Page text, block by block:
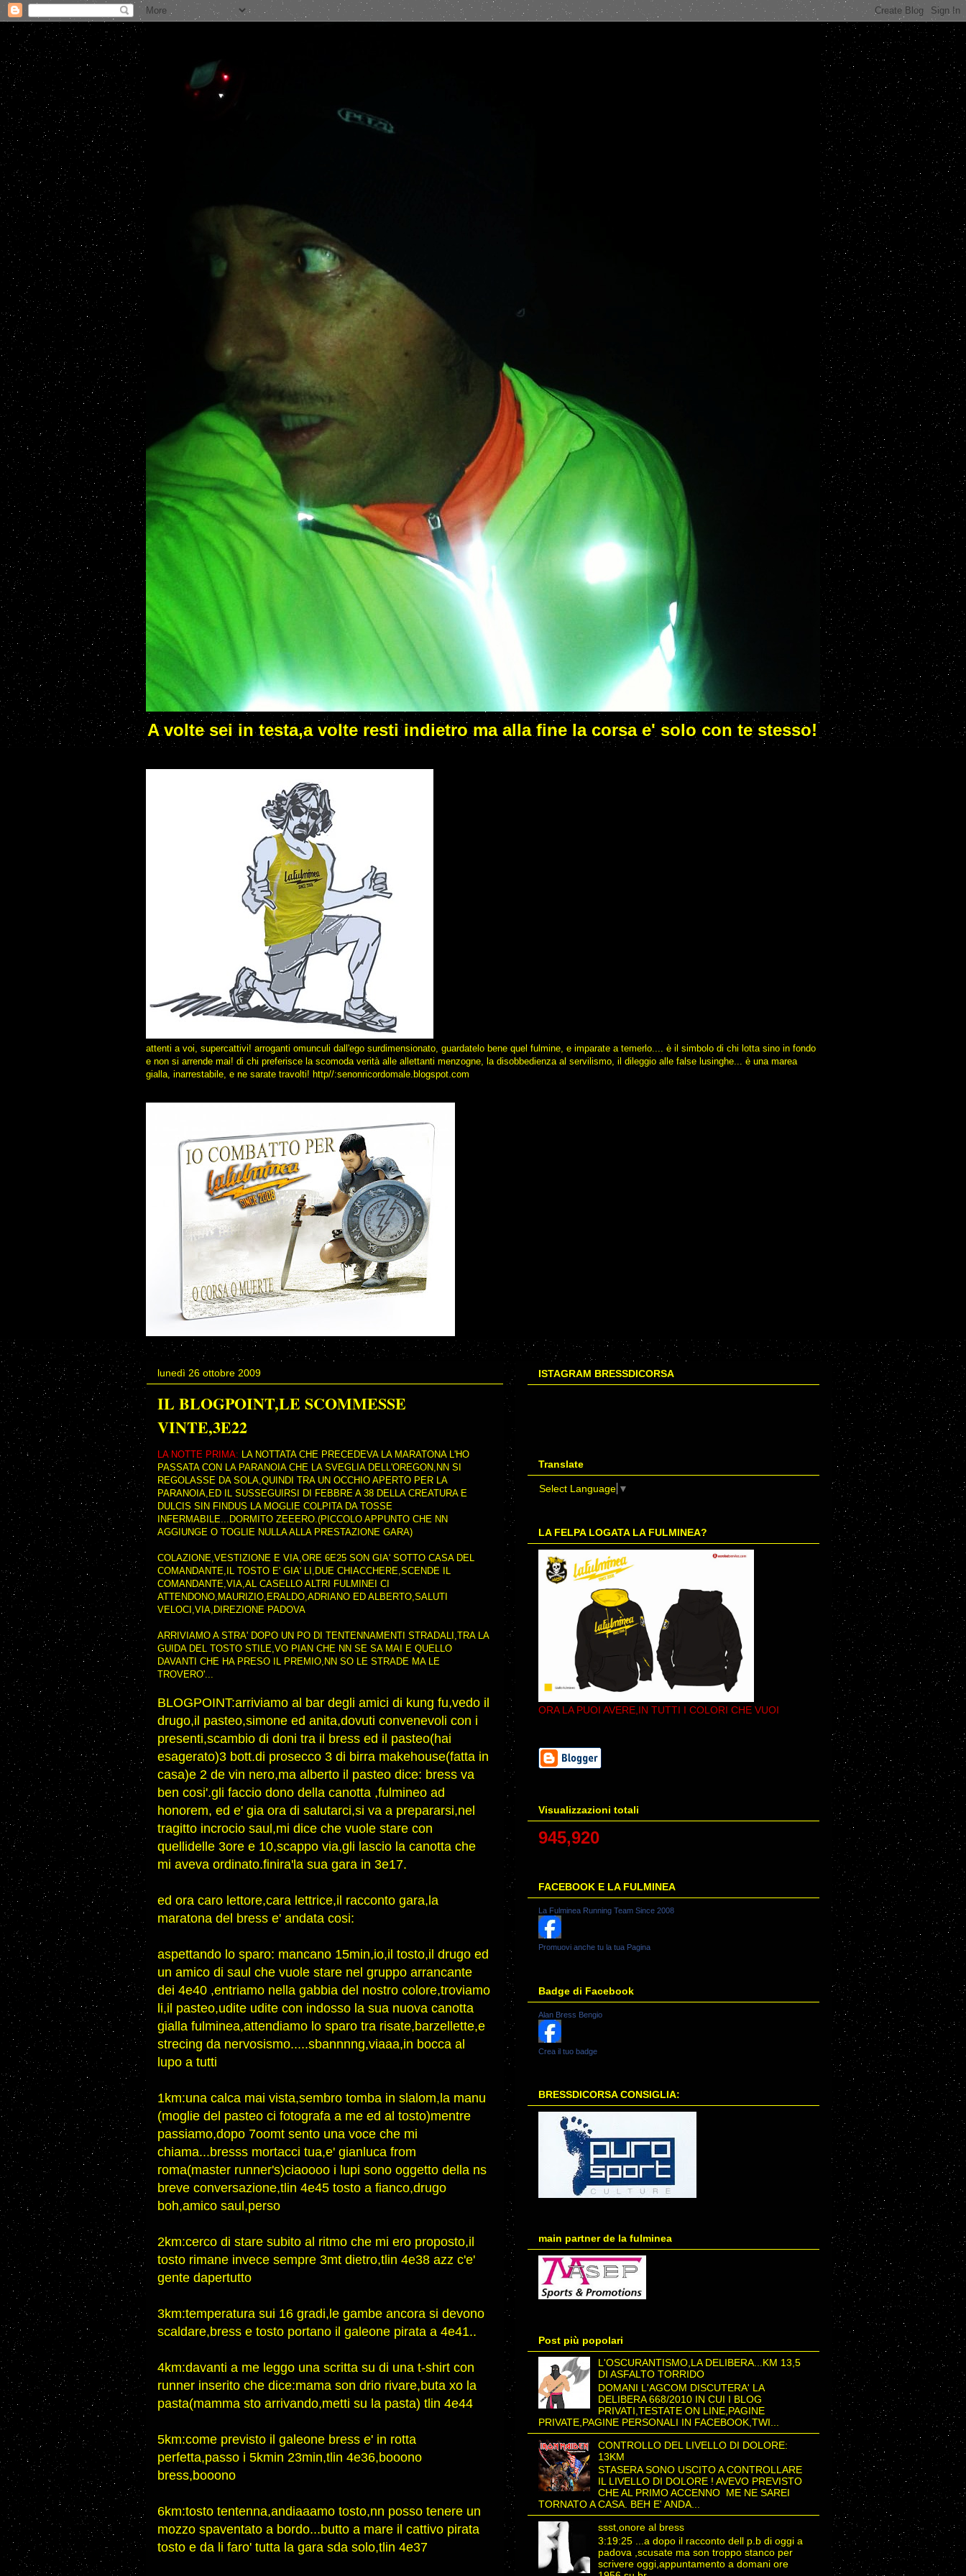
A volte sei in testa,a volte resti indietro ma alla fine la corsa e' solo con te stesso!
attenti a voi, supercattivi! arroganti omunculi dall'ego surdimensionato, guardatelo bene quel fulmine, e imparate a temerlo.... è il simbolo di chi lotta sino in fondo
e non si arrende mai! di chi preferisce la scomoda verità alle allettanti menzogne, la disobbedienza al servilismo, il dileggio alle false lusinghe... è una marea
gialla, inarrestabile, e ne sarate travolti! http//:senonricordomale.blogspot.com
lunedì 26 ottobre 2009
IL BLOGPOINT,LE SCOMMESSE
VINTE,3E22
LA NOTTE PRIMA: LA NOTTATA CHE PRECEDEVA LA MARATONA L'HO
PASSATA CON LA PARANOIA CHE LA SVEGLIA DELL'OREGON,NN SI
REGOLASSE DA SOLA,QUINDI TRA UN OCCHIO APERTO PER LA
PARANOIA,ED IL SUSSEGUIRSI DI FEBBRE A 38 DELLA CREATURA E
DULCIS SIN FINDUS LA MOGLIE COLPITA DA TOSSE
INFERMABILE...DORMITO ZEEERO.(PICCOLO APPUNTO CHE NN
AGGIUNGE O TOGLIE NULLA ALLA PRESTAZIONE GARA)
COLAZIONE,VESTIZIONE E VIA,ORE 6E25 SON GIA' SOTTO CASA DEL
COMANDANTE,IL TOSTO E' GIA' LI,DUE CHIACCHERE,SCENDE IL
COMANDANTE,VIA,AL CASELLO ALTRI FULMINEI CI
ATTENDONO,MAURIZIO,ERALDO,ADRIANO ED ALBERTO,SALUTI
VELOCI,VIA,DIREZIONE PADOVA
ARRIVIAMO A STRA' DOPO UN PO DI TENTENNAMENTI STRADALI,TRA LA
GUIDA DEL TOSTO STILE,VO PIAN CHE NN SE SA MAI E QUELLO
DAVANTI CHE HA PRESO IL PREMIO,NN SO LE STRADE MA LE
TROVERO'...
BLOGPOINT:arriviamo al bar degli amici di kung fu,vedo il
drugo,il pasteo,simone ed anita,dovuti convenevoli con i
presenti,scambio di doni tra il bress ed il pasteo(hai
esagerato)3 bott.di prosecco 3 di birra makehouse(fatta in
casa)e 2 de vin nero,ma alberto il pasteo dice: bress va
ben cosi'.gli faccio dono della canotta ,fulmineo ad
honorem, ed e' gia ora di salutarci,si va a prepararsi,nel
tragitto incrocio saul,mi dice che vuole stare con
quellidelle 3ore e 10,scappo via,gli lascio la canotta che
mi aveva ordinato.finira'la sua gara in 3e17.
ed ora caro lettore,cara lettrice,il racconto gara,la
maratona del bress e' andata cosi:
aspettando lo sparo: mancano 15min,io,il tosto,il drugo ed
un amico di saul che vuole stare nel gruppo arrancante
dei 4e40 ,entriamo nella gabbia del nostro colore,troviamo
li,il pasteo,udite udite con indosso la sua nuova canotta
gialla fulminea,attendiamo lo sparo tra risate,barzellette,e
strecing da nervosismo.....sbannnng,viaaa,in bocca al
lupo a tutti
1km:una calca mai vista,sembro tomba in slalom,la manu
(moglie del pasteo ci fotografa a me ed al tosto)mentre
passiamo,dopo 7oomt sento una voce che mi
chiama...bresss mortacci tua,e' gianluca from
roma(master runner's)ciaoooo i lupi sono oggetto della ns
breve conversazione,tlin 4e45 tosto a fianco,drugo
boh,amico saul,perso
2km:cerco di stare subito al ritmo che mi ero proposto,il
tosto rimane invece sempre 3mt dietro,tlin 4e38 azz c'e'
gente dapertutto
3km:temperatura sui 16 gradi,le gambe ancora si devono
scaldare,bress e tosto portano il galeone pirata a 4e41..
4km:davanti a me leggo una scritta su di una t-shirt con
runner inserito che dice:mama son drio rivare,buta xo la
pasta(mamma sto arrivando,metti su la pasta) tlin 4e44
5km:come previsto il galeone bress e' in rotta
perfetta,passo i 5kmin 23min,tlin 4e36,booono
bress,booono
6km:tosto tentenna,andiaaamo tosto,nn posso tenere un
mozzo spaventato a bordo...butto a mare il cattivo pirata
tosto e da li faro' tutta la gara sda solo,tlin 4e37
ISTAGRAM BRESSDICORSA
Translate
Select Language ▼
LA FELPA LOGATA LA FULMINEA?
ORA LA PUOI AVERE,IN TUTTI I COLORI CHE VUOI
Visualizzazioni totali
945,920
FACEBOOK E LA FULMINEA
La Fulminea Running Team Since 2008
Promuovi anche tu la tua Pagina
Badge di Facebook
Alan Bress Bengio
Crea il tuo badge
BRESSDICORSA CONSIGLIA:
main partner de la fulminea
Post più popolari
L'OSCURANTISMO,LA DELIBERA...KM 13,5
DI ASFALTO TORRIDO
DOMANI L'AGCOM DISCUTERA' LA
DELIBERA 668/2010 IN CUI I BLOG
PRIVATI,TESTATE ON LINE,PAGINE
PRIVATE,PAGINE PERSONALI IN FACEBOOK,TWI...
CONTROLLO DEL LIVELLO DI DOLORE:
13KM
STASERA SONO USCITO A CONTROLLARE
IL LIVELLO DI DOLORE ! AVEVO PREVISTO
CHE AL PRIMO ACCENNO ME NE SAREI
TORNATO A CASA. BEH E' ANDA...
ssst,onore al bress
3:19:25 ...a dopo il racconto dell p.b di oggi a
padova ,scusate ma son troppo stanco per
scrivere oggi,appuntamento a domani ore